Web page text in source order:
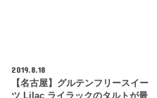
2019.8.18
【名古屋】グルテンフリースイー